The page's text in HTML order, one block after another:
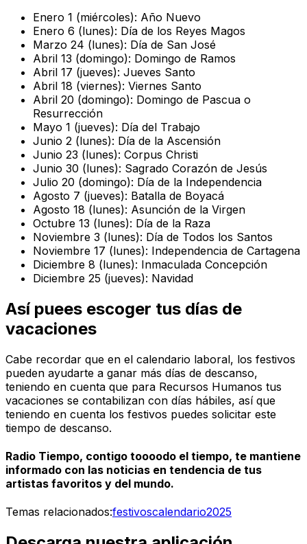
Enero 1 (miércoles): Año Nuevo
Enero 6 (lunes): Día de los Reyes Magos
Marzo 24 (lunes): Día de San José
Abril 13 (domingo): Domingo de Ramos
Abril 17 (jueves): Jueves Santo
Abril 18 (viernes): Viernes Santo
Abril 20 (domingo): Domingo de Pascua o
Resurrección
Mayo 1 (jueves): Día del Trabajo
Junio 2 (lunes): Día de la Ascensión
Junio 23 (lunes): Corpus Christi
Junio 30 (lunes): Sagrado Corazón de Jesús
Julio 20 (domingo): Día de la Independencia
Agosto 7 (jueves): Batalla de Boyacá
Agosto 18 (lunes): Asunción de la Virgen
Octubre 13 (lunes): Día de la Raza
Noviembre 3 (lunes): Día de Todos los Santos
Noviembre 17 (lunes): Independencia de Cartagena
Diciembre 8 (lunes): Inmaculada Concepción
Diciembre 25 (jueves): Navidad
Así puees escoger tus días de
vacaciones
Cabe recordar que en el calendario laboral, los festivos
pueden ayudarte a ganar más días de descanso,
teniendo en cuenta que para Recursos Humanos tus
vacaciones se contabilizan con días hábiles, así que
teniendo en cuenta los festivos puedes solicitar este
tiempo de descanso.
Radio Tiempo, contigo toooodo el tiempo, te mantiene
informado con las noticias en tendencia de tus
artistas favoritos y del mundo.
Temas relacionados:festivoscalendario2025